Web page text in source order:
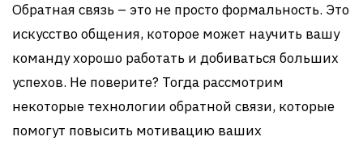
Обратная связь – это не просто формальность. Это
искусство общения, которое может научить вашу
команду хорошо работать и добиваться больших
успехов. Не поверите? Тогда рассмотрим
некоторые технологии обратной связи, которые
помогут повысить мотивацию ваших